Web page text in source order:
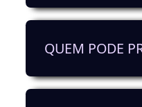
da força e
QUEM PODE